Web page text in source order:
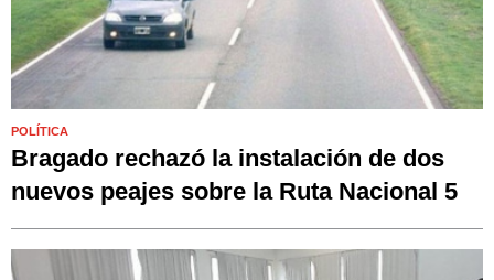
POLÍTICA
Bragado rechazó la instalación de dos
nuevos peajes sobre la Ruta Nacional 5